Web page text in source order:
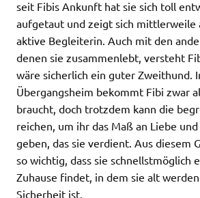
seit Fibis Ankunft hat sie sich toll
aufgetaut und zeigt sich mittlerweile
aktive Begleiterin. Auch mit den
denen sie zusammenlebt, versteht
wäre sicherlich ein guter Zweithund.
Übergangsheim bekommt Fibi zwar
braucht, doch trotzdem kann die
reichen, um ihr das Maß an Liebe
geben, das sie verdient. Aus diesem
so wichtig, dass sie schnellstmöglich
Zuhause findet, in dem sie alt
Sicherheit ist.